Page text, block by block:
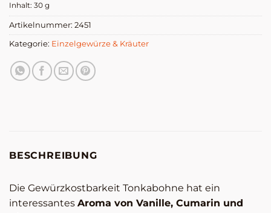
Inhalt: 30 g
Artikelnummer: 2451
Kategorie: Einzelgewürze & Kräuter
BESCHREIBUNG
Die Gewürzkostbarkeit Tonkabohne hat ein
interessantes Aroma von Vanille, Cumarin und